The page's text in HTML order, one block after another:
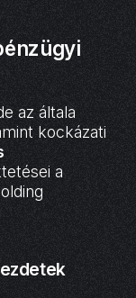
az általa
kockázati
a